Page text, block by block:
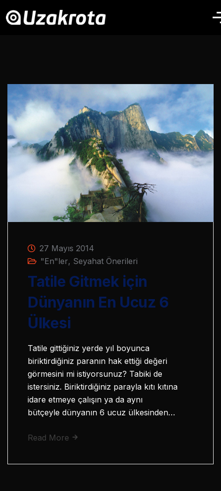
27 Mayıs 2014
"En"ler, Seyahat Önerileri
Tatile Gitmek için
Dünyanın En Ucuz 6
Ülkesi
Tatile gittiğiniz yerde yıl boyunca
biriktirdiğiniz paranın hak ettiği değeri
görmesini mi istiyorsunuz? Tabiki de
istersiniz. Biriktirdiğiniz parayla kıtı kıtına
idare etmeye çalışın ya da aynı
bütçeyle dünyanın 6 ucuz ülkesinden…
Read More